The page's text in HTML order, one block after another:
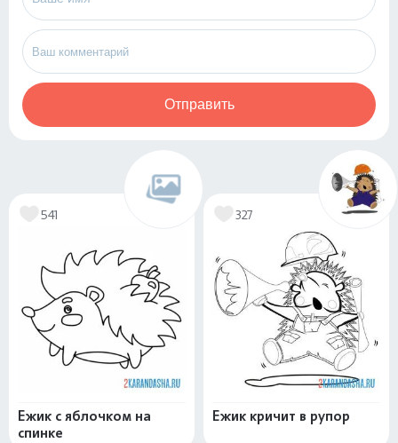
Отправить
541
Ежик с яблочком на
спинке
327
Ежик кричит в рупор